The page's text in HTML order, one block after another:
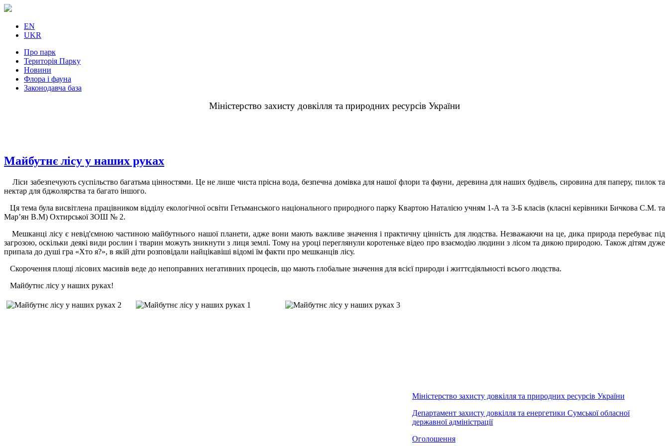
EN
UKR
Про парк
Територія Парку
Новини
Флора і фауна
Законодавча база
Міністерство захисту довкілля та природних ресурсів України
Майбутнє лісу у наших руках
Ліси забезпечують суспільство багатьма цінностями. Це не лише чиста прісна вода, безпечна домівка для нашої флори та фауни, деревина для наших будівель, сировина для паперу, пилок та
нектар для бджолярства та багато іншого.
Ця тема була висвітлена працівником відділу екологічної освіти Гетьманського національного природного парку Квартою Наталією учням 1-А та 3-Б класів (класні керівники Бичкова С.М. та
Мар’ян В.М) Охтирської ЗОШ № 2.
Мешканці лісу є невід'ємною частиною майбутнього нашої планети, адже вони мають важливе значення і практичну цінність для людства. Незважаючи на це, дика природа перебуває під
загрозою, оскільки деякі види рослин і тварин можуть зникнути з лиця землі. Тому на уроці переглянули коротеньке відео про взаємодію людини з лісом та дикою природою. Також дітям дуже
припала до душі гра «Хто я?», в якій діти розповідали найцікавіші відомі їм факти про мешканців лісу.
Скорочення площі лісових масивів веде до непоправних негативних процесів, що мають глобальне значення для всієї природи і життєдіяльності всього людства.
Майбутнє лісу у наших руках!
Міністерство захисту довкілля та природних ресурсів України
Департамент захисту довкілля та енергетики Сумської обласної
державної адміністрації
Оголошення